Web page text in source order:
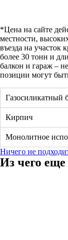
*Цена на сайте
местности,
въезда на участок
более 30 тонн и
балкон и гараж –
позиции могут
Газосиликатный
Кирпич
Монолитное
Ничего не
Из чего еще